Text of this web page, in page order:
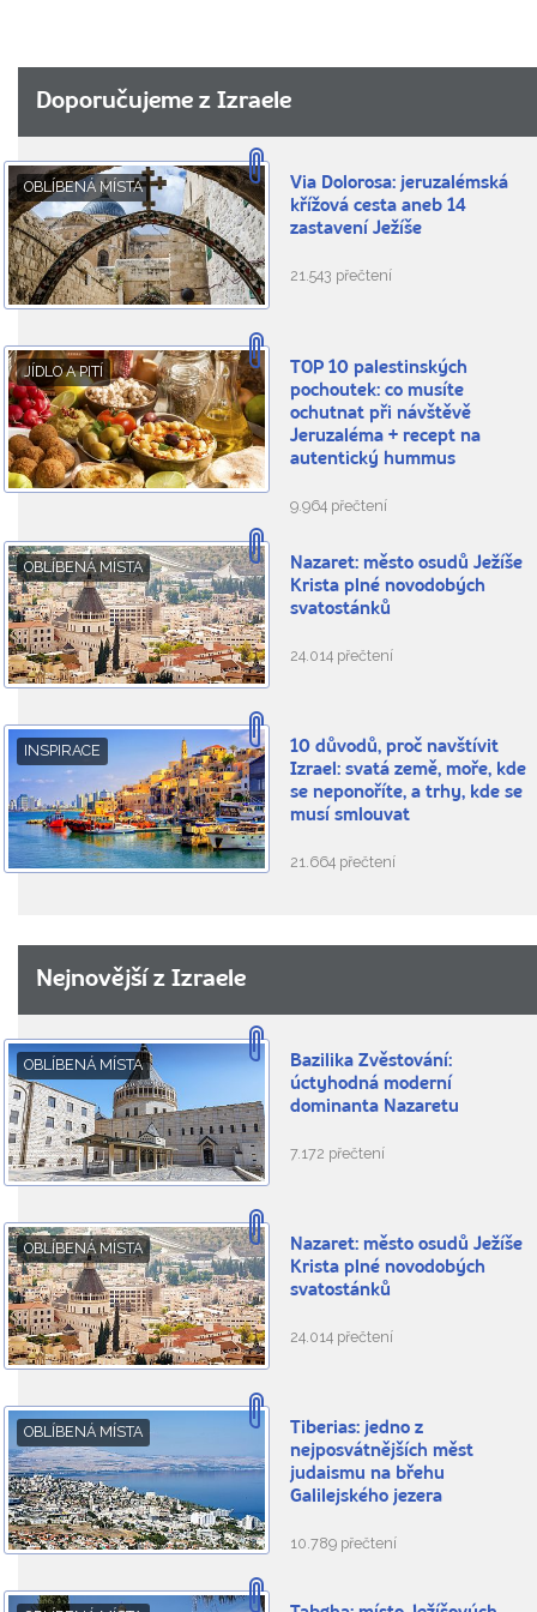
Doporučujeme z Izraele
OBLÍBENÁ MÍSTA
Via Dolorosa: jeruzalémská
křížová cesta aneb 14
zastavení Ježíše
21.543 přečtení
JÍDLO A PITÍ
TOP 10 palestinských
pochoutek: co musíte
ochutnat při návštěvě
Jeruzaléma + recept na
autentický hummus
9.964 přečtení
OBLÍBENÁ MÍSTA
Nazaret: město osudů Ježíše
Krista plné novodobých
svatostánků
24.014 přečtení
INSPIRACE
10 důvodů, proč navštívit
Izrael: svatá země, moře, kde
se neponoříte, a trhy, kde se
musí smlouvat
21.664 přečtení
Nejnovější z Izraele
OBLÍBENÁ MÍSTA
Bazilika Zvěstování:
úctyhodná moderní
dominanta Nazaretu
7.172 přečtení
OBLÍBENÁ MÍSTA
Nazaret: město osudů Ježíše
Krista plné novodobých
svatostánků
24.014 přečtení
OBLÍBENÁ MÍSTA
Tiberias: jedno z
nejposvátnějších měst
judaismu na břehu
Galilejského jezera
10.789 přečtení